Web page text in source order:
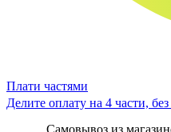
Плати частями
Делите оплату на 4 части, без
Самовывоз из